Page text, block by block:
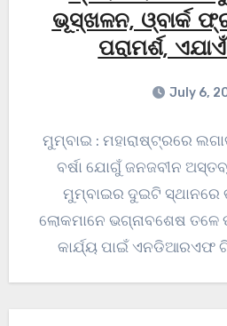
ଭୂସ୍ଖଳନ, ଓ୍ବାର୍କ
ପରାମର୍ଶ,
July 6,
ମୁମ୍ବାଇ : ମହାରାଷ୍ଟ୍ରରେ
ବର୍ଷା ଯୋଗୁଁ ଜନଜବୀନ
ମୁମ୍ବାଇର ଦୁଇଟି ସ୍ଥାନରେ
ଲୋକମାନେ ଭଗ୍ନାବଶେଷ ତଳେ
କାର୍ଯ୍ୟ ପାଇଁ ଏନଡିଆରଏଫ